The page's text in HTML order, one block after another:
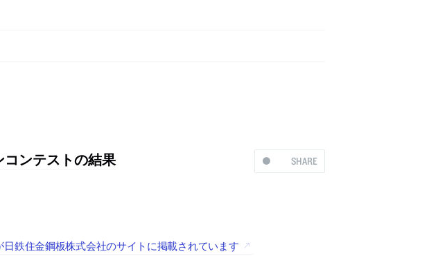
SHARE
ンテストの結果
鉄住金鋼板株式会社のサイトに掲載されています